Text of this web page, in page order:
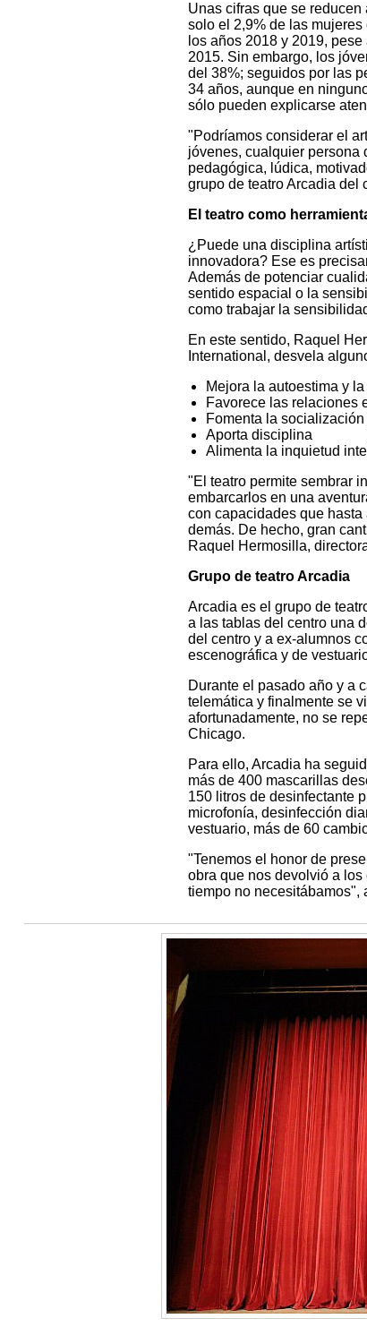
Unas cifras que se
solo el 2,9% de las
los años 2018 y 2019,
2015. Sin embargo, los
del 38%; seguidos por las
34 años, aunque en
sólo pueden explicarse
"Podríamos considerar el
jóvenes, cualquier persona
pedagógica, lúdica,
grupo de teatro Arcadia del
El teatro como
¿Puede una disciplina
innovadora? Ese es
Además de potenciar
sentido espacial o la
como trabajar la
En este sentido, Raquel
International, desvela
Mejora la autoestima y
Favorece las relaciones
Fomenta la
Aporta disciplina
Alimenta la inquietud
"El teatro permite sembrar
embarcarlos en una
con capacidades que
demás. De hecho, gran
Raquel Hermosilla,
Grupo de teatro Arcadia
Arcadia es el grupo de
a las tablas del centro una
del centro y a ex-alumnos
escenográfica y de
Durante el pasado año y a
telemática y finalmente se
afortunadamente, no se
Chicago.
Para ello, Arcadia ha
más de 400 mascarillas
150 litros de desinfectante
microfonía, desinfección
vestuario, más de 60
"Tenemos el honor de
obra que nos devolvió a
tiempo no necesitábamos",